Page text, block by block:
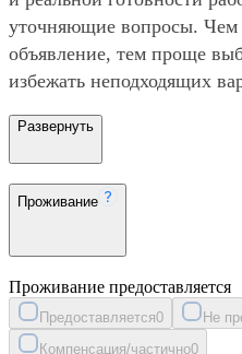
уточняющие вопросы. Чем
объявление, тем проще
избежать неподходящих
Развернуть
Проживание
Проживание предоставляется
Предоставляется0 Не
Компенсация/частично0